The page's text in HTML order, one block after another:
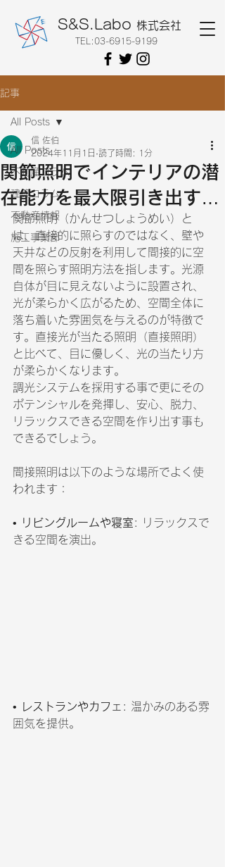
S&S.Labo 株式会社
TEL: 03-6915-9199
記事
All Posts
不動産コラム
建築コラム
不動産情報
施工事業部
All Posts
関節照明でインテリアの潜
在能力を最大限引き出す…
信 佐伯
2024年11月1日 読了時間: 1分
関節照明（かんせつしょうめい）と
は、直接的に照らすのではなく、壁や
天井などの反射を利用して間接的に空
間を照らす照明方法を指します。光源
自体が目に見えないように設置され、
光が柔らかく広がるため、空間全体に
落ち着いた雰囲気を与えるのが特徴で
す。直接光が当たる照明（直接照明）
と比べて、目に優しく、光の当たり方
が柔らかくなります。
調光システムを採用する事で更にその
ポテンシャルを発揮し、安心、脱力、
リラックスできる空間を作り出す事も
できるでしょう。
間接照明は以下のような場所でよく使
われます：
• リビングルームや寝室: リラックスで
きる空間を演出。
• レストランやカフェ : 温かみのある雰
囲気を提供。